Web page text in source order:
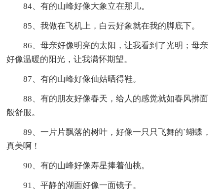
84、有的山峰好像大象立在那儿。
85、我做在飞机上，白云好象就在我的脚底下。
86、母亲好像明亮的太阳，让我看到了光明；母亲
好像温暖的阳光，让我满怀期望。
87、有的山峰好像仙姑晒得鞋。
88、有的朋友好像春天，给人的感觉就如春风拂面
般舒服。
89、一片片飘落的树叶，好像一只只飞舞的`蝴蝶，
真美啊！
90、有的山峰好像寿星捧着仙桃。
91、平静的湖面好像一面镜子。